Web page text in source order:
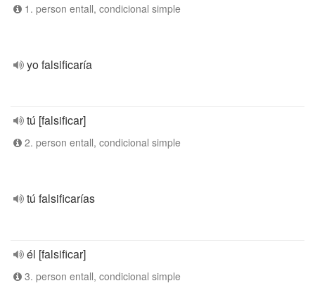
1. person entall, condicional simple
yo falsificaría
tú [falsificar]
2. person entall, condicional simple
tú falsificarías
él [falsificar]
3. person entall, condicional simple